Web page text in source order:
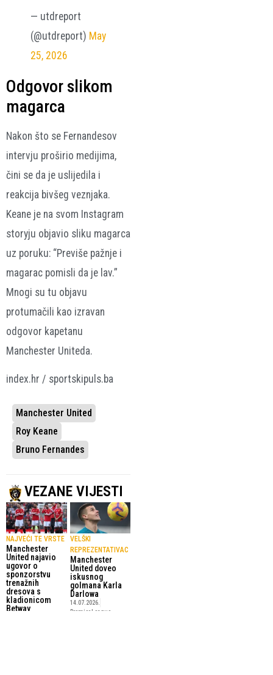
— utdreport
(@utdreport) May
25, 2026
Odgovor slikom
magarca
Nakon što se Fernandesov
intervju proširio medijima,
čini se da je uslijedila i
reakcija bivšeg veznjaka.
Keane je na svom Instagram
storyju objavio sliku magarca
uz poruku: “Previše pažnje i
magarac pomisli da je lav.”
Mnogi su tu objavu
protumačili kao izravan
odgovor kapetanu
Manchester Uniteda.
index.hr / sportskipuls.ba
Manchester United
Roy Keane
Bruno Fernandes
VEZANE VIJESTI
NAJVEĆI TE VRSTE
Manchester
United najavio
ugovor o
sponzorstvu
trenažnih
dresova s
kladionicom
Betway
VELŠKI
REPREZENTATIVAC
Manchester
United doveo
iskusnog
golmana Karla
Darlowa
14.07.2026.
Premier League